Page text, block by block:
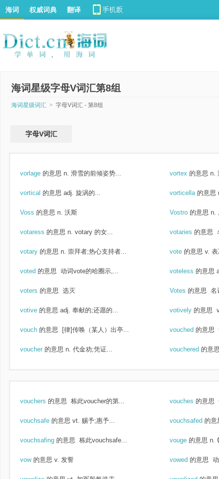
海词 权威词典 翻译
海词星级字母V词汇第8组
海词星级词汇 > 字母V词汇 - 第8组
字母V词汇
vorlage 的意思 n. 滑雪的前倾姿势... vortex 的意思 n.
vortical 的意思 adj. 旋涡的... vorticella 的意思
Voss 的意思 n. 沃斯 Vostro 的意思 n.
votaress 的意思 n. votary 的女... votaries 的意思
votary 的意思 n. 崇拜者;热心支持者... vote 的意思 v.
voted 的意思 动词vote的哈圈示,... voteless 的意思
voters 的意思 选灭 Votes 的意思 名
votive 的意思 adj. 奉献的;还愿的... votively 的意思
vouch 的意思 [律]传唤（某人）出亭... vouched 的意思
voucher 的意思 n. 代金劝;凭证... vouchered 的意
vouchers 的意思 栋此voucher的第... vouches 的意思
vouchsafe 的意思 vt. 赐予;惠予... vouchsafed 的意
vouchsafing 的意思 栋此vouchsafe... vouge 的意思 n.
vow 的意思 v. 发誓 vowed 的意思